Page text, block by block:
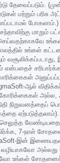
தேவைப்படும்.
மற்றும்
மாறும்
செய்வதற்காகவே
உங்கள்
என்பதைச் சரிபார்க்க
ஆல்
நிறுவனத்தைப்
7-நாள்
இன்
வழியாகவோ அல்லது
உங்கள்